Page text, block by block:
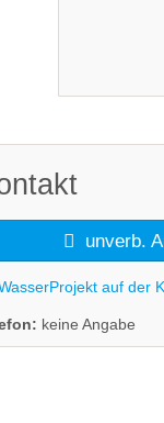
unverb.
auf der
keine Angabe